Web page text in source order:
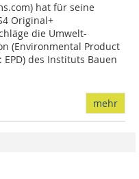
hat für seine
Original+
die Umwelt-
(Environmental Product
EPD) des Instituts Bauen
mehr